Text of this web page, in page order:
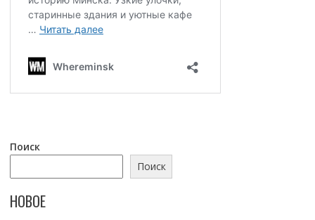
Поиск
Поиск
НОВОЕ